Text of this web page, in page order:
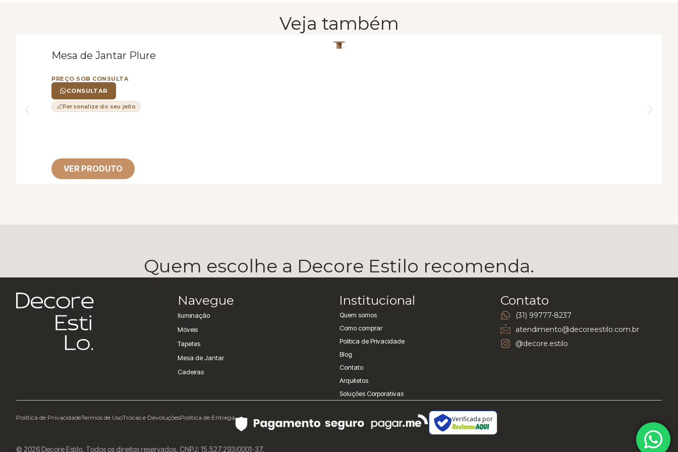
Veja também
Mesa de Jantar Plure
PREÇO SOB CONSULTA
CONSULTAR
Personalize do seu jeito
VER PRODUTO
Quem escolhe a Decore Estilo recomenda.
Navegue
Iluminação
Móveis
Tapetes
Mesa de Jantar
Cadeiras
Institucional
Quem somos
Como comprar
Politica de Privacidade
Blog
Contato
Arquitetos
Soluções Corporativas
Contato
(31) 99777-8237
atendimento@decoreestilo.com.br
@decore.estilo
Política de PrivacidadeTermos de UsoTrocas e DevoluçõesPolítica de Entrega Verificada por
© 2026 Decore Estilo. Todos os direitos reservados. CNPJ: 15.527.293/0001-37.